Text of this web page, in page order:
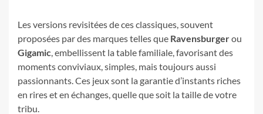
Les versions revisitées de ces classiques, souvent
proposées par des marques telles que Ravensburgerou
Gigamic, embellissent la table familiale, favorisant des
moments conviviaux, simples, mais toujours aussi
passionnants. Ces jeux sont la garantie d’instants riches
en rires et en échanges, quelle que soit la taille de votre
tribu.